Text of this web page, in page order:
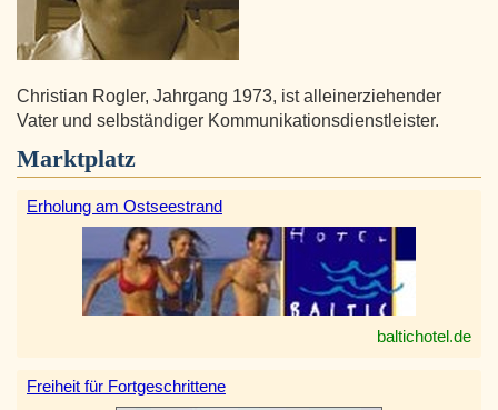
Christian Rogler, Jahrgang 1973, ist alleinerziehender
Vater und selbständiger Kommunikationsdienstleister.
Marktplatz
Erholung am Ostseestrand
baltichotel.de
Freiheit für Fortgeschrittene